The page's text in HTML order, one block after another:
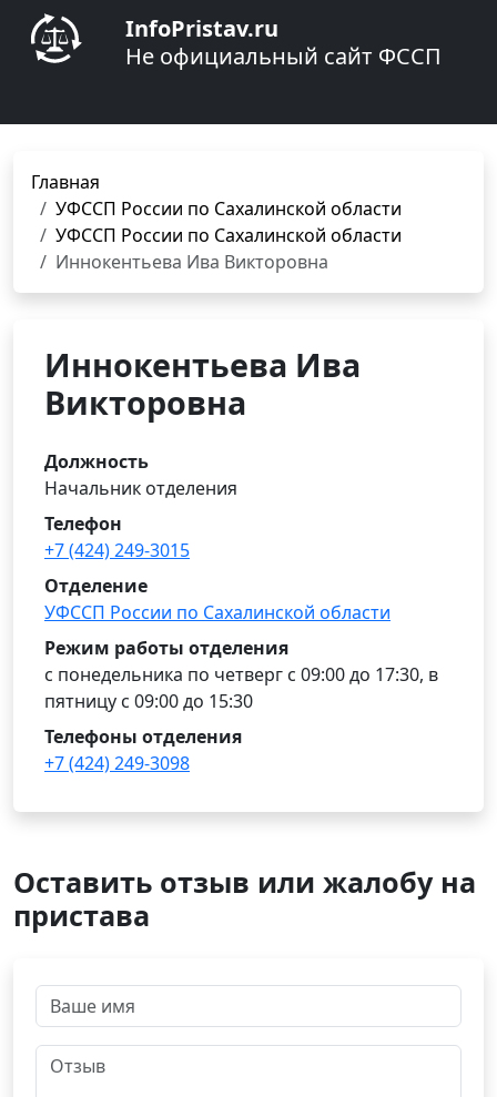
InfoPristav.ru
Не официальный сайт ФССП
Главная
УФССП России по Сахалинской области
УФССП России по Сахалинской области
Иннокентьева Ива Викторовна
Иннокентьева Ива
Викторовна
Должность
Начальник отделения
Телефон
+7 (424) 249-3015
Отделение
УФССП России по Сахалинской области
Режим работы отделения
с понедельника по четверг с 09:00 до 17:30, в
пятницу с 09:00 до 15:30
Телефоны отделения
+7 (424) 249-3098
Оставить отзыв или жалобу на
пристава